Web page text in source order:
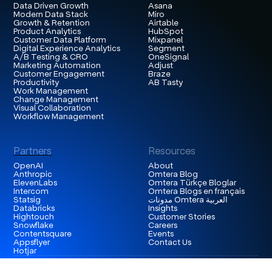
Data Driven Growth
Modern Data Stack
Growth & Retention
Product Analytics
Customer Data Platform
Digital Experience Analytics
A/B Testing & CRO
Marketing Automation
Customer Engagement
Productivity
Work Management
Change Management
Visual Collaboration
Workflow Management
Asana
Miro
Airtable
HubSpot
Mixpanel
Segment
OneSignal
Adjust
Braze
AB Tasty
Partners
OpenAI
Anthropic
ElevenLabs
Intercom
Statsig
Databricks
Hightouch
Snowflake
Contentsquare
Appsflyer
Hotjar
Resources
About
Omtera Blog
Omtera Türkçe Bloglar
Omtera Blogs en français
مدونات Omtera العربية
Insights
Customer Stories
Careers
Events
Contact Us